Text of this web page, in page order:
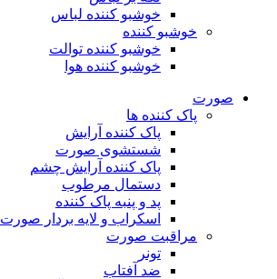
خوشبو کننده لباس
خوشبو کننده
خوشبو کننده توالت
خوشبو کننده هوا
صورت
پاک کننده ها
پاک کننده آرایش
شستشوی صورت
پاک کننده آرایش چشم
دستمال مرطوب
پد و پنبه پاک کننده
اسکراب و لایه بردار صورت
مراقبت صورت
تونر
ضد آفتاب